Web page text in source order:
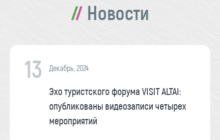
Новости
13 Декабрь, 2024
Эхо туристского форума VISIT ALTAI:
опубликованы видеозаписи четырех
мероприятий